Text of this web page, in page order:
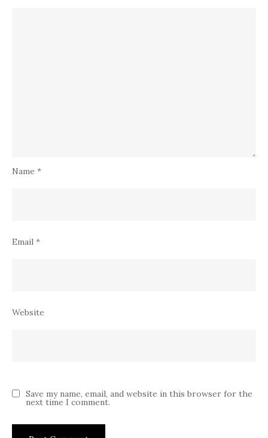
Name *
Email *
Website
Save my name, email, and website in this browser for the
next time I comment.